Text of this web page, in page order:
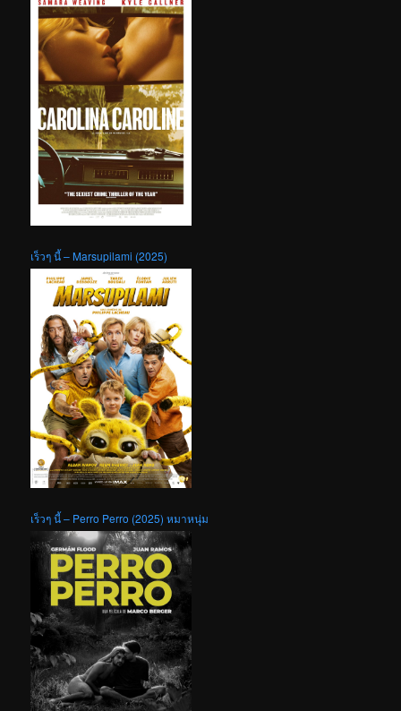
เร็วๆ นี้ – Marsupilami (2025)
เร็วๆ นี้ – Perro Perro (2025) หมาหนุ่ม